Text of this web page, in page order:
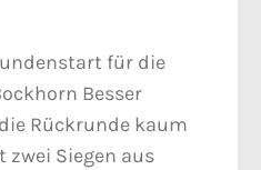
für die
Besser
Rückrunde kaum
zwei Siegen aus